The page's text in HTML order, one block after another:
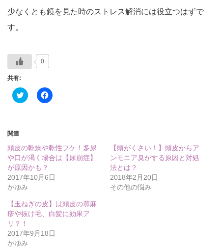
少なくとも鏡を見た時のストレス解消には役立つはずで
す。
0
共有:
ク
リ
共
有
(新
し
い
ウ
ィ
ン
ウ
で
開
き
ま
す)
Facebook
で
ク
リ
ッ
ク
て
く
い
(新
し
ィ
関連
頭皮の乾燥や乾性フケ！多尿
や口が渇く場合は【尿崩症】
が原因かも？
2017年10月6日
かゆみ
【頭がくさい！】頭皮からア
ンモニア臭がする原因と対処
法とは？
2018年2月20日
その他の悩み
【玉ねぎの皮】は頭皮の蕁麻
疹や抜け毛、白髪に効果ア
リ？！
2017年9月18日
かゆみ